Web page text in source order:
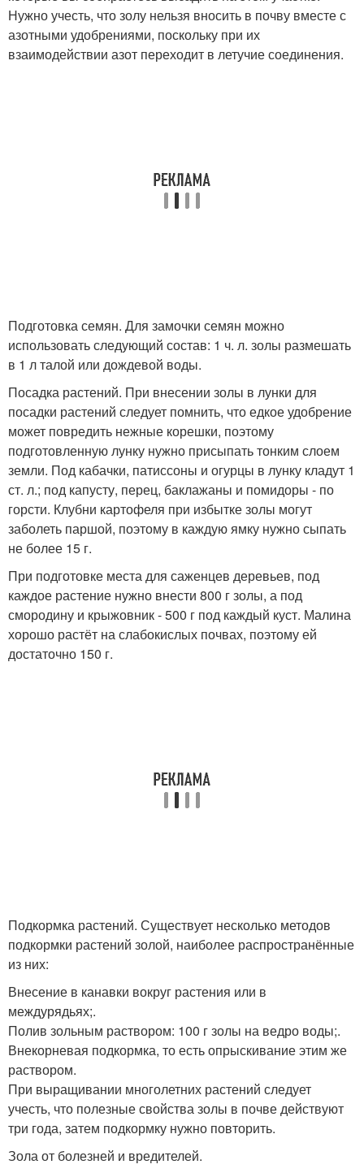
Нужно учесть, что золу нельзя вносить в почву вместе с
азотными удобрениями, поскольку при их
взаимодействии азот переходит в летучие соединения.
Подготовка семян. Для замочки семян можно
использовать следующий состав: 1 ч. л. золы размешать
в 1 л талой или дождевой воды.
Посадка растений. При внесении золы в лунки для
посадки растений следует помнить, что едкое удобрение
может повредить нежные корешки, поэтому
подготовленную лунку нужно присыпать тонким слоем
земли. Под кабачки, патиссоны и огурцы в лунку кладут 1
ст. л.; под капусту, перец, баклажаны и помидоры - по
горсти. Клубни картофеля при избытке золы могут
заболеть паршой, поэтому в каждую ямку нужно сыпать
не более 15 г.
При подготовке места для саженцев деревьев, под
каждое растение нужно внести 800 г золы, а под
смородину и крыжовник - 500 г под каждый куст. Малина
хорошо растёт на слабокислых почвах, поэтому ей
достаточно 150 г.
Подкормка растений. Существует несколько методов
подкормки растений золой, наиболее распространённые
из них:
Внесение в канавки вокруг растения или в
междурядьях;.
Полив зольным раствором: 100 г золы на ведро воды;.
Внекорневая подкормка, то есть опрыскивание этим же
раствором.
При выращивании многолетних растений следует
учесть, что полезные свойства золы в почве действуют
три года, затем подкормку нужно повторить.
Зола от болезней и вредителей.